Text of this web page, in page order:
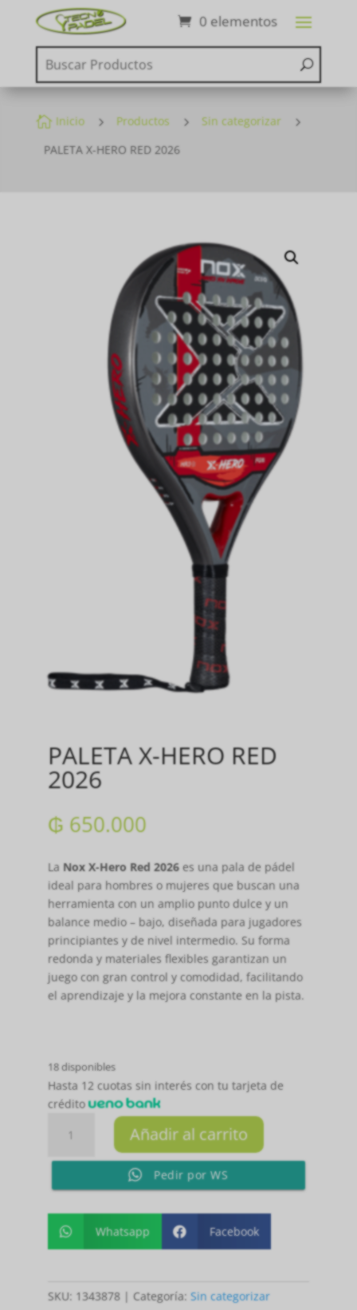
0 elementos
 Inicio 5 Productos 5 Sin categorizar 5
PALETA X-HERO RED 2026
PALETA X-HERO RED
2026
₲ 650.000
La Nox X-Hero Red 2026es una pala de pádel
ideal para hombres o mujeres que buscan una
herramienta con un amplio punto dulce y un
balance medio – bajo, diseñada para jugadores
principiantes y de nivel intermedio. Su forma
redonda y materiales flexibles garantizan un
juego con gran control y comodidad, facilitando
el aprendizaje y la mejora constante en la pista.
18 disponibles
Hasta 12 cuotas sin interés con tu tarjeta de
crédito
HERO
2026
cantidad
Añadir al carrito
Pedir por WS
 Whatsapp  Facebook
SKU: 1343878 Categoría: Sin categorizar